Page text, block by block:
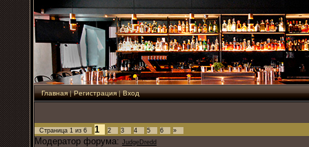
Главная|Регистрация|Вход
Страница 1 из 6 1 2 3 4 5 6 »
Модератор форума: JudgeDredd